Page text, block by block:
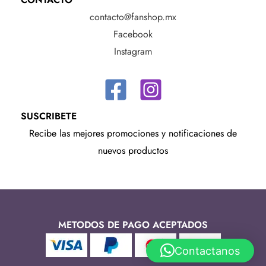
contacto@fanshop.mx
Facebook
Instagram
SUSCRIBETE
Recibe las mejores promociones y notificaciones de
nuevos productos
METODOS DE PAGO ACEPTADOS
Contactanos